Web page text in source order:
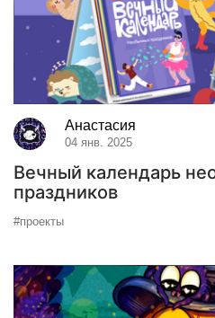
Анастасия
04 янв. 2025
Вечный календарь
праздников
#проекты